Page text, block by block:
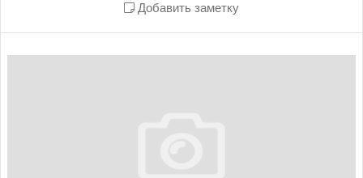
Добавить заметку